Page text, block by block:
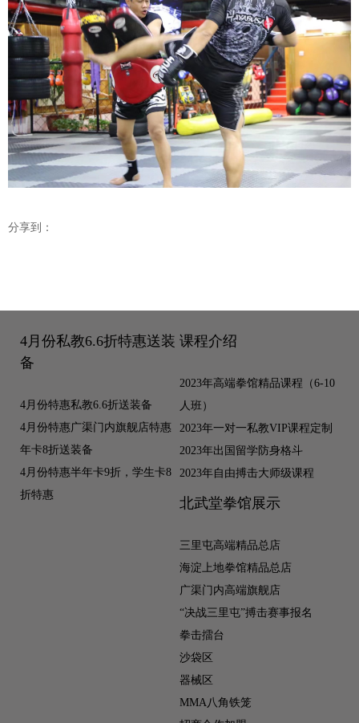
分享到：
4月份私教6.6折特惠送装
备
4月份特惠私教6.6折送装备
4月份特惠广渠门内旗舰店特惠
年卡8折送装备
4月份特惠半年卡9折，学生卡8
折特惠
课程介绍
2023年高端拳馆精品课程（6-10
人班）
2023年一对一私教VIP课程定制
2023年出国留学防身格斗
2023年自由搏击大师级课程
北武堂拳馆展示
三里屯高端精品总店
海淀上地拳馆精品总店
广渠门内高端旗舰店
“决战三里屯”搏击赛事报名
拳击擂台
沙袋区
器械区
MMA八角铁笼